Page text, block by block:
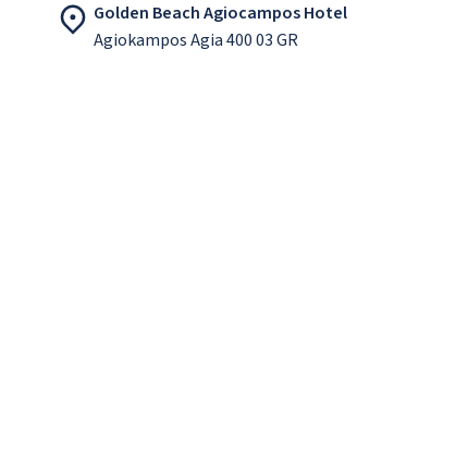
Golden Beach Agiocampos Hotel
Agiokampos Agia 400 03 GR